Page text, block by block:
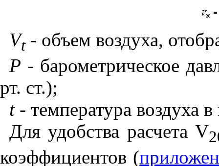
Vt- объем воздуха,
Р - барометрическое
рт. ст.);
t- температура воздуха
Для удобства расчетаV
коэффициентов (